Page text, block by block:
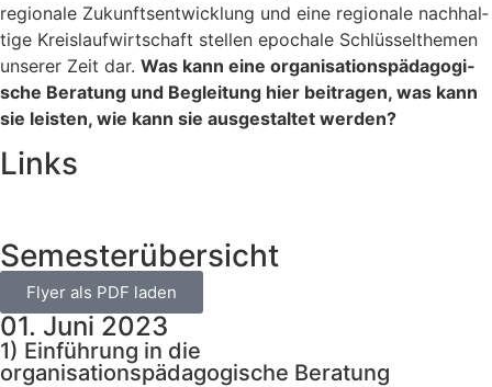
regio­na­le Zukunfts­ent­wick­lung und eine regio­na­le nach­hal­
ti­ge Kreis­lauf­wirt­schaft stel­len epo­cha­le Schlüs­sel­the­men
unse­rer Zeit dar. Was kann eine orga­ni­sa­ti­ons­päd­ago­gi­
sche Bera­tung und Beglei­tung hier bei­tra­gen, was kann
sie leis­ten, wie kann sie aus­ge­stal­tet wer­den?
Links
Semesterübersicht
Fly­er als PDF laden
01. Juni 2023
1) Einführung in die
organisationspädagogische Beratung